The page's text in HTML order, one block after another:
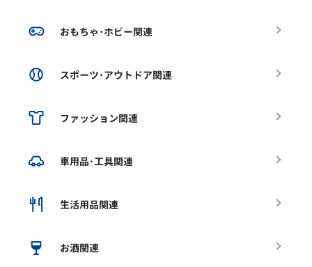
おもちゃ･ホビー関連
スポーツ･アウトドア関連
ファッション関連
車用品･工具関連
生活用品関連
お酒関連